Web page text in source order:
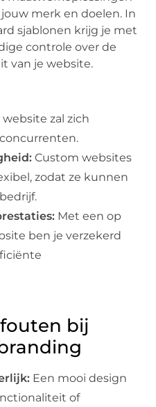
merk en doelen. In
sjablonen krijg je met
controle over de
van je website.
zal zich
Custom websites
zodat ze kunnen
Met een op
ben je verzekerd
bij
Een mooi design
of